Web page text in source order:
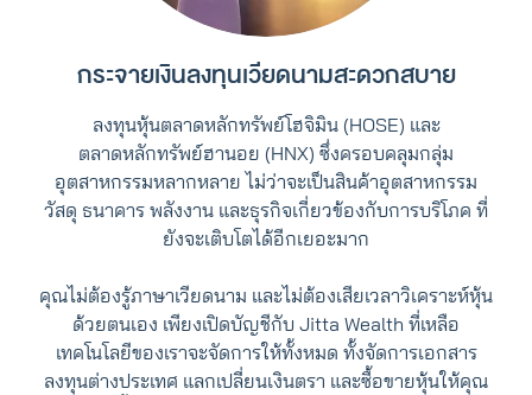
กระจายเงินลงทุนเวียดนามสะดวกสบาย
ลงทุนหุ้นตลาดหลักทรัพย์โฮจิมิน (HOSE) และ
ตลาดหลักทรัพย์​ฮานอย (HNX) ซึ่งครอบคลุมกลุ่ม
อุตสาหกรรมหลากหลาย ไม่ว่าจะเป็นสินค้าอุตสาหกรรม
วัสดุ ธนาคาร พลังงาน และธุรกิจเกี่ยวข้องกับการบริโภค ที่
ยังจะเติบโตได้อีกเยอะมาก
คุณไม่ต้องรู้ภาษาเวียดนาม และไม่ต้องเสียเวลาวิเคราะห์หุ้น
ด้วยตนเอง เพียงเปิดบัญชีกับ Jitta Wealth ที่เหลือ
เทคโนโลยีของเราจะจัดการให้ทั้งหมด ทั้งจัดการเอกสาร
ลงทุนต่างประเทศ แลกเปลี่ยนเงินตรา และซื้อขายหุ้นให้คุณ